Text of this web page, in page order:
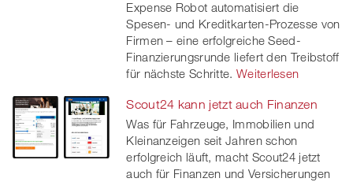
Expense Robot automatisiert die
Spesen- und Kreditkarten-Prozesse von
Firmen – eine erfolgreiche Seed-
Finanzierungsrunde liefert den Treibstoff
für nächste Schritte. Weiterlesen
Scout24 kann jetzt auch Finanzen
Was für Fahrzeuge, Immobilien und
Kleinanzeigen seit Jahren schon
erfolgreich läuft, macht Scout24 jetzt
auch für Finanzen und Versicherungen